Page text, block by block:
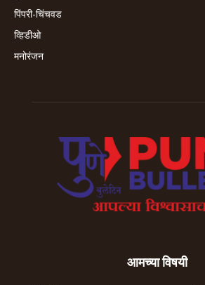
पिंपरी-चिंचवड
व्हिडीओ
मनोरंजन
आमच्या विषयी